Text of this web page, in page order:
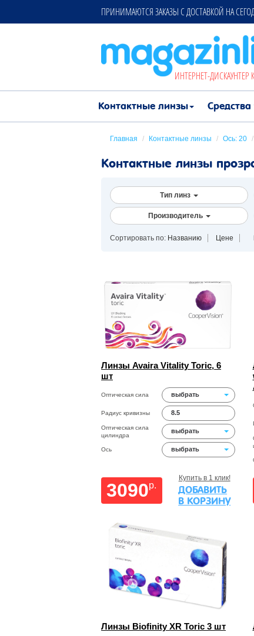
ПРИНИМАЮТСЯ ЗАКАЗЫ С ДОСТАВКОЙ НА
ИНТЕРНЕТ-
Контактные линзы Средства
Главная / Контактные линзы / Ось: 20 /
Контактные линзы
Тип линз
Производитель
Сортировать по: Названию Цене
Линзы Avaira Vitality Toric, 6
шт
Оптическая сила выбрать
Радиус кривизны 8.5
Оптическая сила
цилиндра
выбрать
Ось выбрать
3090p.
Купить в 1 клик!
ДОБАВИТЬ
В КОРЗИНУ
Линзы Biofinity XR Toric 3 шт